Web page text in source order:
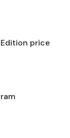
Edition price